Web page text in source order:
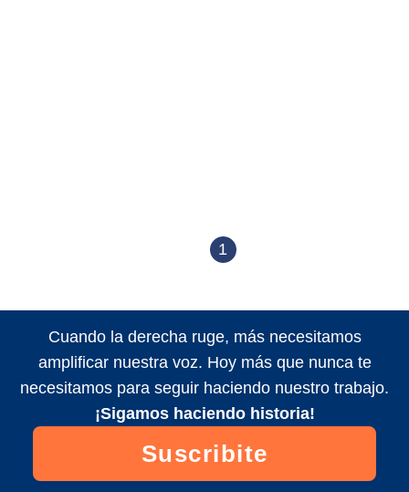
1
Cuando la derecha ruge, más necesitamos
amplificar nuestra voz. Hoy más que nunca te
necesitamos para seguir haciendo nuestro trabajo.
¡Sigamos haciendo historia!
Suscribite